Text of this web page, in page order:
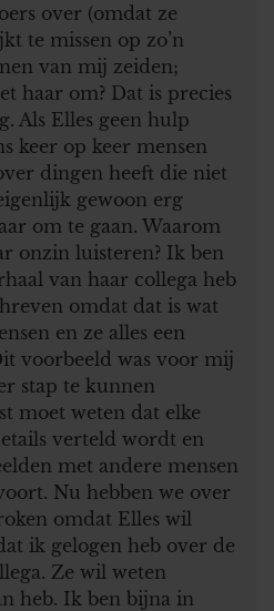
over (omdat ze
te missen op zo’n
van mij zeiden;
haar om? Dat is precies
Als Elles geen hulp
keer op keer mensen
dingen heeft die niet
gewoon erg
om te gaan. Waarom
onzin luisteren? Ik ben
van haar collega heb
omdat dat is wat
en ze alles een
voorbeeld was voor mij
stap te kunnen
moet weten dat elke
verteld wordt en
met andere mensen
Nu hebben we over
omdat Elles wil
ik gelogen heb over de
Ze wil weten
heb. Ik ben bijna in